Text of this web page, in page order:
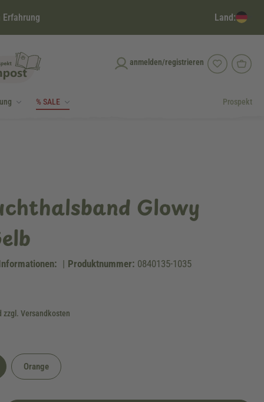
Land:
anmelden/registrieren
% SALE Prospekt
Glowy
| Produktnummer: 0840135-1035
zzgl. Versandkosten
Orange